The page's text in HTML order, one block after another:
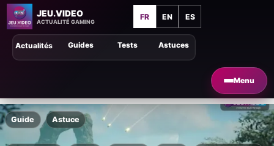
JEU.VIDEO
ACTUALITÉ GAMING
FR EN ES
Menu
Astuces
Guides Tests
Actualités
Guide Astuce